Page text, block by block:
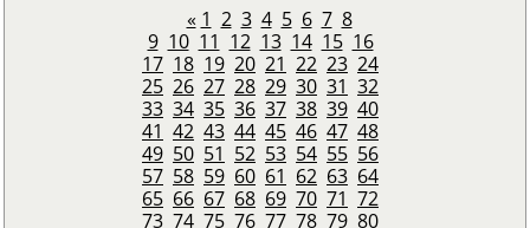
« 1 2 3 4 5 6 7 8
9 10 11 12 13 14 15 16
17 18 19 20 21 22 23 24
25 26 27 28 29 30 31 32
33 34 35 36 37 38 39 40
41 42 43 44 45 46 47 48
49 50 51 52 53 54 55 56
57 58 59 60 61 62 63 64
65 66 67 68 69 70 71 72
73 74 75 76 77 78 79 80